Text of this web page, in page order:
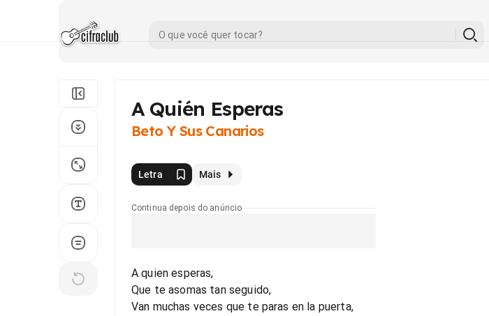
A Quién Esperas
Beto Y Sus Canarios
Letra Mais
Continua depois do anúncio
A quien esperas,
Que te asomas tan seguido,
Van muchas veces que te paras en la puerta,